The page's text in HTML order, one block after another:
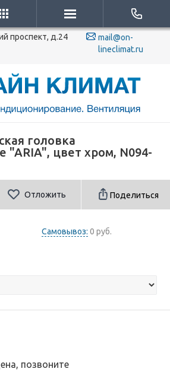
проспект, д.24
mail@on-
lineclimat.ru
головка
"ARIA", цвет хром, N094-
Отложить Поделиться
Самовывоз: 0 руб.
позвоните